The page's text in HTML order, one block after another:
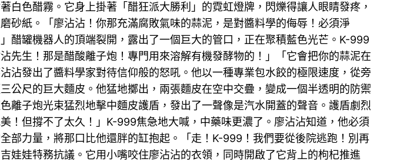
色醋霧。它身上掛著「醋狂派大勝利」的霓虹燈牌，閃爍得讓人眼睛發疼，
砂紙。「廖沾沾！你那充滿腐敗氣味的蒜泥，是對醬料學的侮辱！必須淨
醋罐機器人的頂端裂開，露出了一個巨大的管口，正在聚積藍色光芒。K-999
生！那是醋酸離子炮！專門用來溶解有機發酵物的！」「它會把你的蒜泥在
沾發出了醬料學家對待信仰般的怒吼。他以一種專業包水餃的極限速度，從旁
尺的巨大麵皮。他猛地擲出，兩張麵皮在空中交疊，變成一個半透明的防禦
子炮光束猛烈地擊中麵皮護盾，發出了一聲像是汽水開蓋的聲音。護盾劇烈
！但撐不了太久！」K-999焦急地大喊，中藥味更濃了。廖沾沾知道，他必須
部力量，將那口比他還胖的缸抱起。「走！K-999！我們要從後院逃跑！別再
娃娃特務抗議。它用小嘴咬住廖沾沾的衣領，同時開啟了它背上的枸杞推進